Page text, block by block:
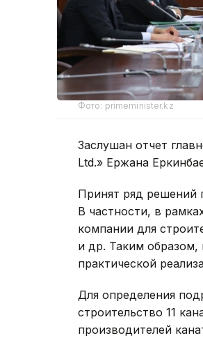
Фото: primeminister.kz
Заслушан отчет
Ltd.» Ержана
Принят ряд решений
В частности, в
компании для
и др. Таким образом,
практической
Для определения
строительство 11
производителей